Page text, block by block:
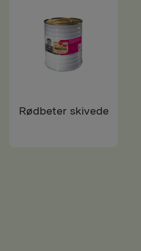
Rødbeter skivede